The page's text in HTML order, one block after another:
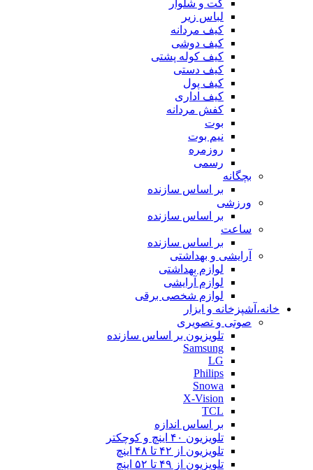
کت و شلوار
لباس زیر
کیف مردانه
کیف دوشی
کیف کوله پشتی
کیف دستی
کیف پول
کیف اداری
کفش مردانه
بوت
نیم بوت
روزمره
رسمی
بچگانه
بر اساس سازنده
ورزشی
بر اساس سازنده
ساعت
بر اساس سازنده
آرایشی و بهداشتی
لوازم بهداشتی
لوازم آرایشی
لوازم شخصی برقی
خانه،آشپزخانه و ابزار
صوتی و تصویری
تلویزیون بر اساس سازنده
Samsung
LG
Philips
Snowa
X-Vision
TCL
بر اساس اندازه
تلویزیون ۴۰ اینچ و کوچکتر
تلویزیون از ۴۲ تا ۴۸ اینچ
تلویزیون از ۴۹ تا ۵۲ اینچ